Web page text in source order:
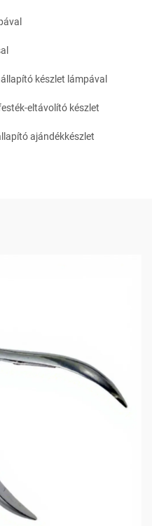
készlet lámpával
eltávolító készlet
ajándékkészlet